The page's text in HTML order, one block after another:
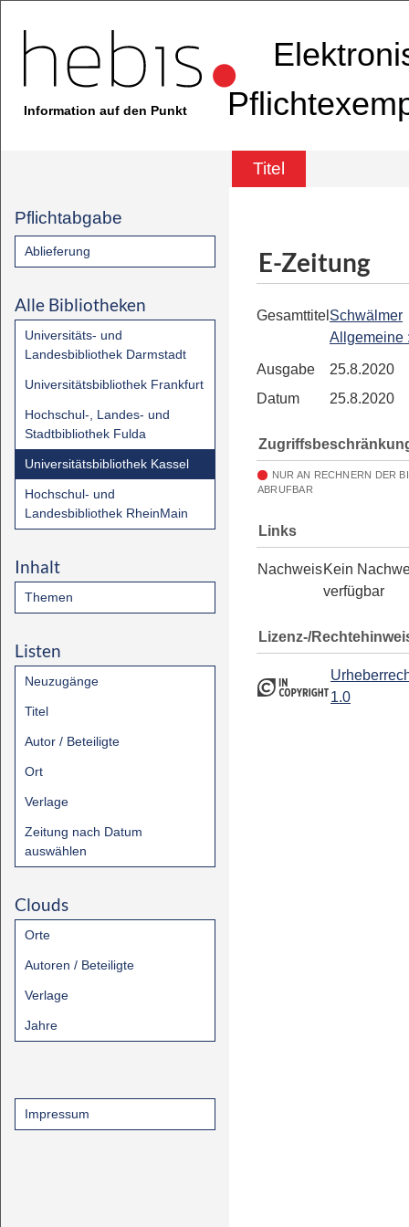
Information auf den Punkt
Titel
Pflichtabgabe
Ablieferung
Alle Bibliotheken
Universitäts- und
Landesbibliothek Darmstadt
Universitätsbibliothek Frankfurt
Hochschul-, Landes- und
Stadtbibliothek Fulda
Universitätsbibliothek Kassel
Hochschul- und
Landesbibliothek RheinMain
Inhalt
Themen
Listen
Neuzugänge
Titel
Autor / Beteiligte
Ort
Verlage
Zeitung nach Datum
auswählen
Clouds
Orte
Autoren / Beteiligte
Verlage
Jahre
Impressum
E-Zeitung
Gesamttitel Schwälmer
Allgemeine
Ausgabe
25.8.2020
Datum
25.8.2020
NUR AN RECHNERN DER
ABRUFBAR
Links
NachweisKein
verfügbar
Lizenz-/
1.0